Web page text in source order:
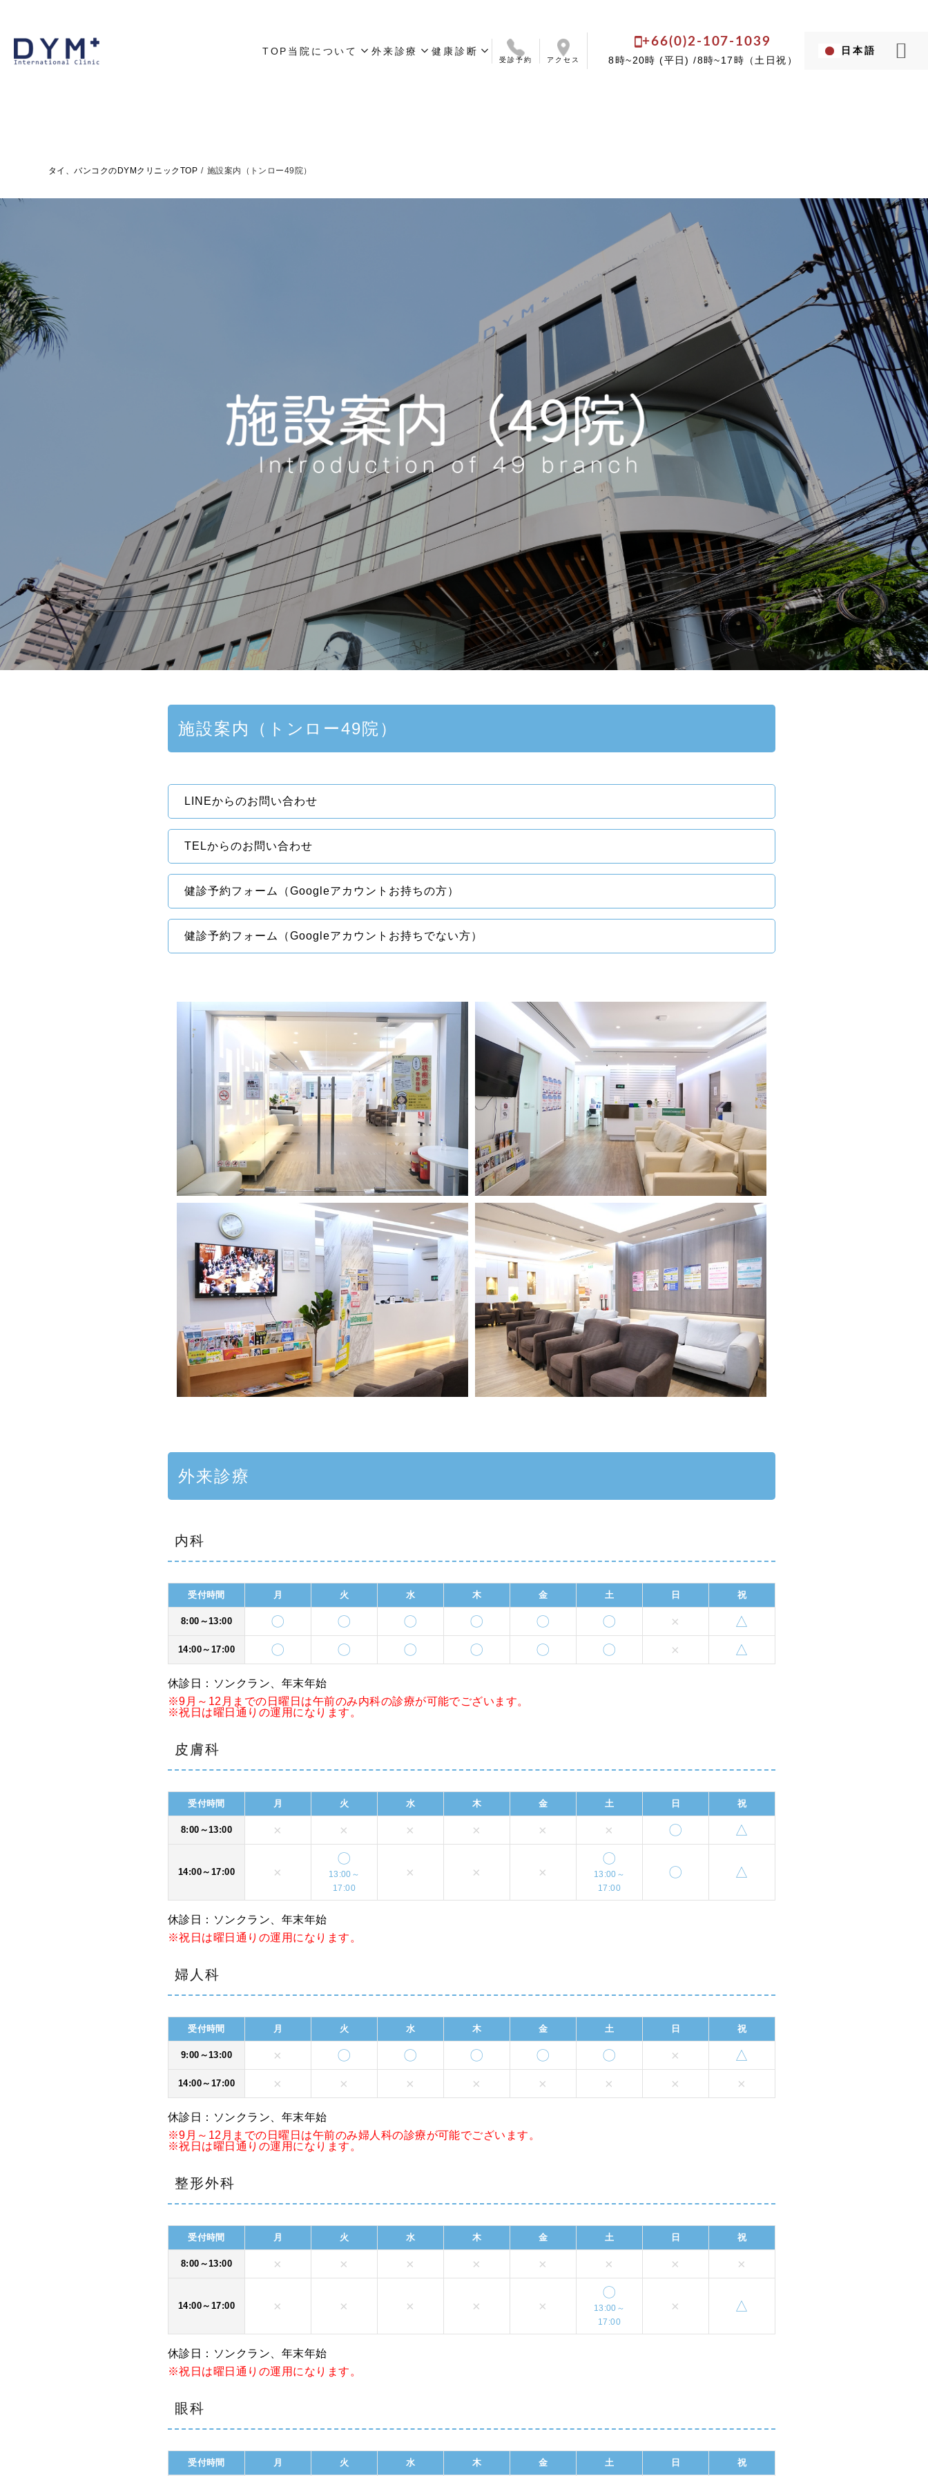
TOP 当院について expand_more 外来診療 expand_more健康診断 expand_more
受診予約 アクセス
+66(0)2-107-1039
8時~20時 (平日) /8時~17時（土日祝）
Language...
日本語
タイ、バンコクのDYMクリニックTOP / 施設案内（トンロー49院）
施設案内（トンロー49院） - タイ・バンコクの日本人向けクリニック【DYMインターナショナルクリニック】
施設案内（トンロー49院）
LINEからのお問い合わせ
TELからのお問い合わせ
健診予約フォーム（Googleアカウントお持ちの方）
健診予約フォーム（Googleアカウントお持ちでない方）
外来診療
内科
受付時間 月 火 水 木 金 土 日 祝
8:00～13:00 〇 〇 〇 〇 〇 〇 × △
14:00～17:00 〇 〇 〇 〇 〇 〇 × △
休診日：ソンクラン、年末年始
※9月～12月までの日曜日は午前のみ内科の診療が可能でございます。
※祝日は曜日通りの運用になります。
皮膚科
受付時間 月 火 水 木 金 土 日 祝
8:00～13:00 × × × × × × 〇 △
14:00～17:00 ×
〇
13:00～
17:00
× × ×
〇
13:00～
17:00
〇 △
休診日：ソンクラン、年末年始
※祝日は曜日通りの運用になります。
婦人科
受付時間 月 火 水 木 金 土 日 祝
9:00～13:00 × 〇 〇 〇 〇 〇 × △
14:00～17:00 × × × × × × × ×
休診日：ソンクラン、年末年始
※9月～12月までの日曜日は午前のみ婦人科の診療が可能でございます。
※祝日は曜日通りの運用になります。
整形外科
受付時間 月 火 水 木 金 土 日 祝
8:00～13:00 × × × × × × × ×
14:00～17:00 × × × × ×
〇
13:00～
17:00
× △
休診日：ソンクラン、年末年始
※祝日は曜日通りの運用になります。
眼科
受付時間 月 火 水 木 金 土 日 祝